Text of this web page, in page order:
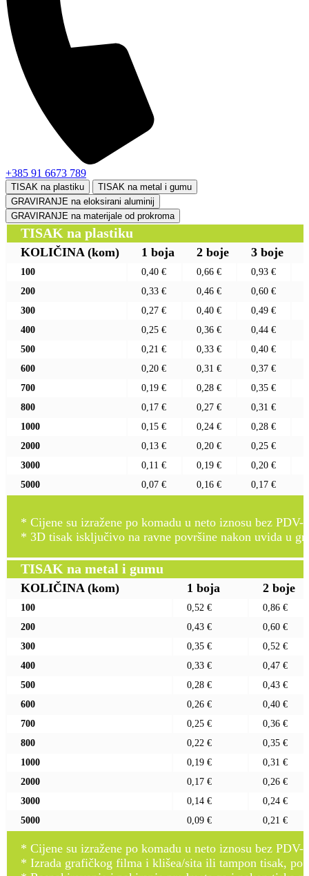
+385 91 6673 789
TISAK na plastiku
TISAK na metal i gumu
GRAVIRANJE na eloksirani aluminij
GRAVIRANJE na materijale od prokroma
TISAK na plastiku
KOLIČINA (kom) 1 boja 2 boje 3 boje
100 0,40 € 0,66 € 0,93 €
200
0,33 € 0,46 € 0,60 €
300
0,27 € 0,40 € 0,49 €
400
0,25 € 0,36 € 0,44 €
500
0,21 € 0,33 € 0,40 €
600
0,20 € 0,31 € 0,37 €
700
0,19 € 0,28 € 0,35 €
800
0,17 € 0,27 € 0,31 €
1000
0,15 € 0,24 € 0,28 €
2000
0,13 € 0,20 € 0,25 €
3000
0,11 € 0,19 € 0,20 €
5000
0,07 € 0,16 € 0,17 €
* Cijene su izražene po komadu u neto iznosu bez PDV-
* 3D tisak isključivo na ravne površine nakon uvida u
TISAK na metal i gumu
KOLIČINA (kom) 1 boja 2 boje
100 0,52 €
0,86 €
200
0,43 €
0,60 €
300
0,35 €
0,52 €
400
0,33 €
0,47 €
500
0,28 €
0,43 €
600
0,26 €
0,40 €
700
0,25 €
0,36 €
800
0,22 €
0,35 €
1000
0,19 €
0,31 €
2000
0,17 €
0,26 €
3000
0,14 €
0,24 €
5000
0,09 € 0,21 €
* Cijene su izražene po komadu u neto iznosu bez PDV-
* Izrada grafičkog filma i klišea/sita ili tampon tisak, po